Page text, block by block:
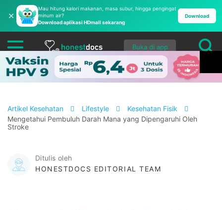
✕
Mau hitung kalori makanan, masa subur, hingga pengingat
minum air?
Download aplikasi HDmall sekarang
Download
Buka di app
Artikel Kesehatan Lifestyle
Kesehatan Fisik
​Mengetahui Pembuluh Darah Mana yang Dipengaruhi Oleh
Stroke
Ditulis oleh
HONESTDOCS EDITORIAL TEAM